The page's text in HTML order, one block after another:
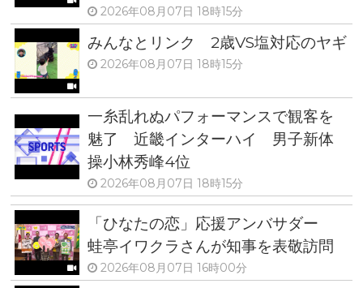
2026年08月07日 18時15分
みんなとリンク 2歳VS塩対応のヤギ
2026年08月07日 18時15分
一糸乱れぬパフォーマンスで観客を
魅了 近畿インターハイ 男子新体
操小林秀峰4位
2026年08月07日 18時15分
「ひなたの恋」応援アンバサダー
蛙亭イワクラさんが知事を表敬訪問
2026年08月07日 16時00分